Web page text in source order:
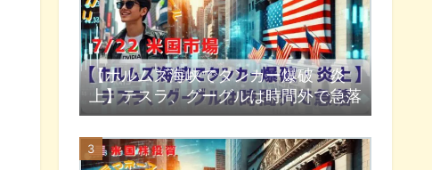
【ホルムズ海峡でタンカー爆破・炎
上】テスラ、グーグルは時間外で急落